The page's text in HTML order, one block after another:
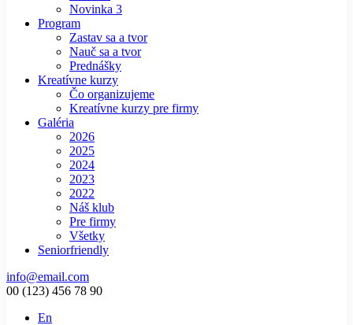
Novinka 3
Program
Zastav sa a tvor
Nauč sa a tvor
Prednášky
Kreatívne kurzy
Čo organizujeme
Kreatívne kurzy pre firmy
Galéria
2026
2025
2024
2023
2022
Náš klub
Pre firmy
Všetky
Seniorfriendly
info@email.com
00 (123) 456 78 90
En